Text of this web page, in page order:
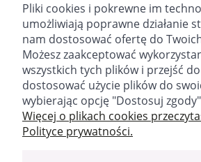
email:sklep@fitomed.pltel:+48 730
Znajdź nas:
Pliki cookies i pokrewne im
umożliwiają poprawne działanie
nam dostosować ofertę do
Możesz zaakceptować
wszystkich tych plików i przejść
dostosować użycie plików do
wybierając opcję "Dostosuj
Więcej o plikach cookies
Polityce prywatności.